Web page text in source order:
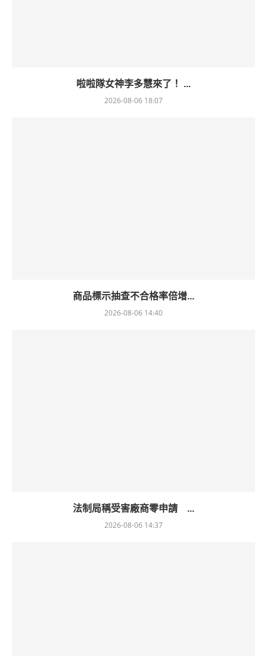
啦啦隊女神李多慧來了！ ...
2026-08-06 18:07
商品標示抽查不合格率倍增...
2026-08-06 14:40
法制局稱受害廠商零申請 ...
2026-08-06 14:37